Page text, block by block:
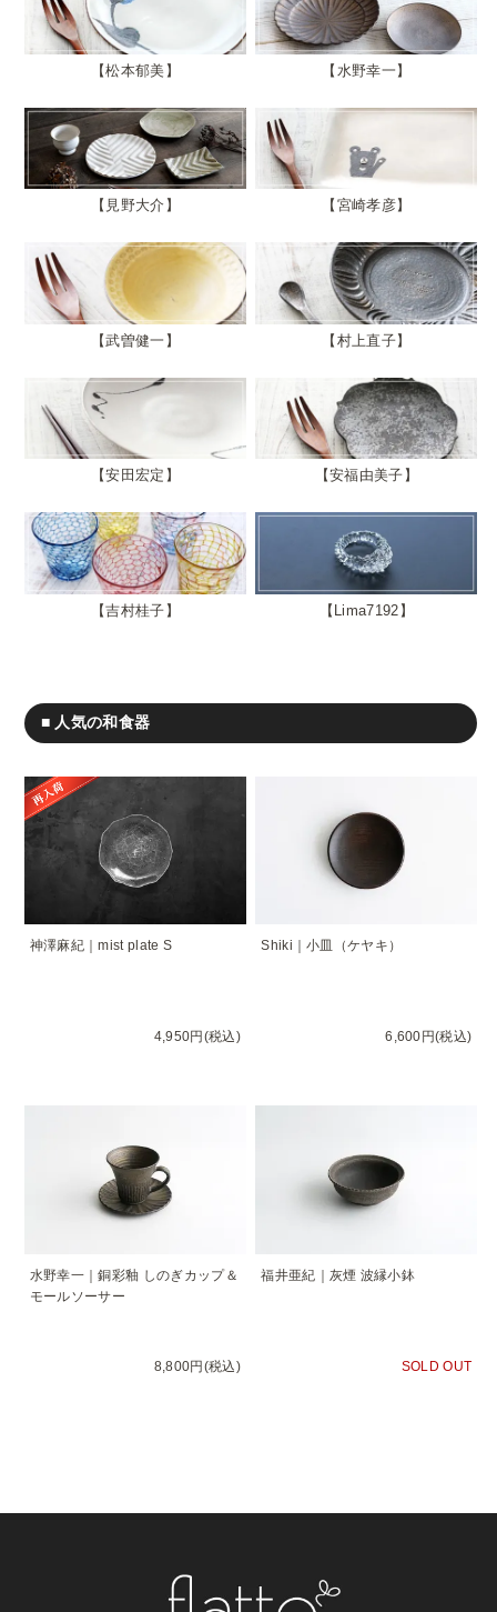
松本郁美 水野幸一
見野大介 宮崎孝彦
武曽健一 村上直子
安田宏定 安福由美子
吉村桂子 Lima7192
■ 人気の和食器
神澤麻紀｜mist plate S
4,950円(税込)
Shiki｜小皿（ケヤキ）
6,600円(税込)
水野幸一｜銅彩釉 しのぎカップ＆
モールソーサー
8,800円(税込)
福井亜紀｜灰煙 波縁小鉢
SOLD OUT